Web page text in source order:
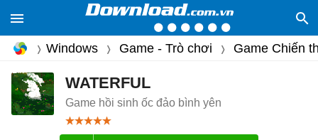
Windows Game - Trò chơi Game Chiến
WATERFUL
Game hồi sinh ốc đảo bình yên